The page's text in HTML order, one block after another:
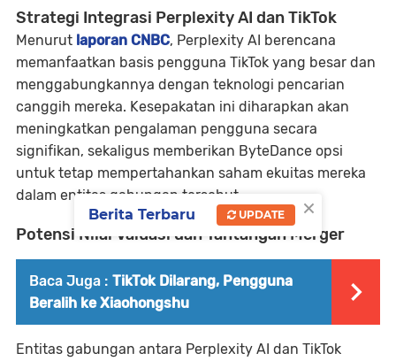
Strategi Integrasi Perplexity AI dan TikTok
Menurut laporan CNBC, Perplexity AI berencana
memanfaatkan basis pengguna TikTok yang besar dan
menggabungkannya dengan teknologi pencarian
canggih mereka. Kesepakatan ini diharapkan akan
meningkatkan pengalaman pengguna secara
signifikan, sekaligus memberikan ByteDance opsi
untuk tetap mempertahankan saham ekuitas mereka
dalam entitas gabungan tersebut.
Potensi Nilai Valuasi dan Tantangan Merger
Baca Juga : TikTok Dilarang, Pengguna
Beralih ke Xiaohongshu
Entitas gabungan antara Perplexity AI dan TikTok
×
Berita Terbaru UPDATE